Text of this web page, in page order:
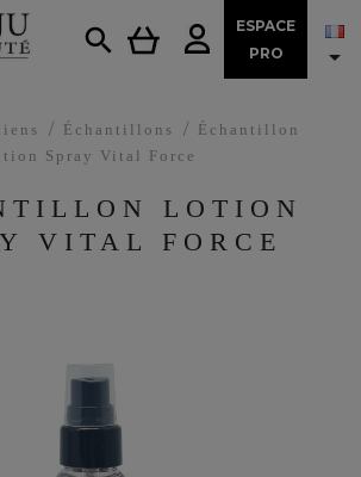

ESPACE
PRO

Échantillons
Échantillon
Spray Vital Force
LOTION
VITAL FORCE